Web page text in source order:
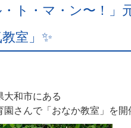
・ト・マ・ン〜！
室」✨
大和市にある
園 さんで「おなか教室」を開